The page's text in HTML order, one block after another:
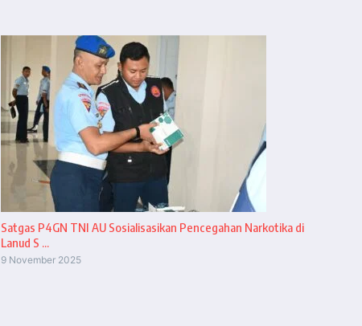
Satgas P4GN TNI AU Sosialisasikan Pencegahan Narkotika di
Lanud S ...
9 November 2025